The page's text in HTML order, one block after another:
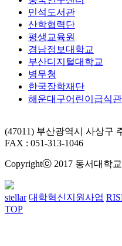
민석도서관
산학협력단
평생교육원
경남정보대학교
부산디지털대학교
병무청
한국장학재단
해운대구어린이급식
(47011) 부산광역시 사상구
FAX : 051-313-1046
Copyrightⓒ 2017 동서대학교
stellar 대학혁신지원사업
TOP